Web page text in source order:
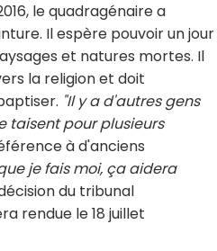
le quadragénaire a
Il espère pouvoir un jour
et natures mortes. Il
la religion et doit
"Il y a d'autres gens
taisent pour plusieurs
à d'anciens
je fais moi, ça aidera
du tribunal
rendue le 18 juillet